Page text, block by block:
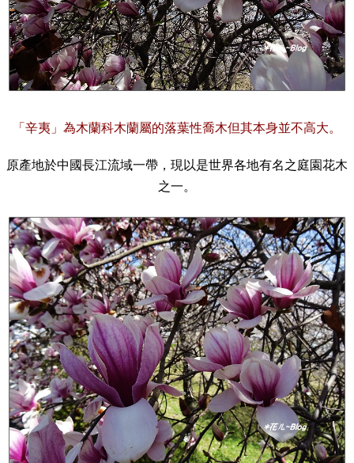
「辛夷」 為木蘭科木蘭屬的落葉性喬木但其本身並不高大。
原產地於中國長江流域一帶，現以是世界各地有名之庭園花木
之一。